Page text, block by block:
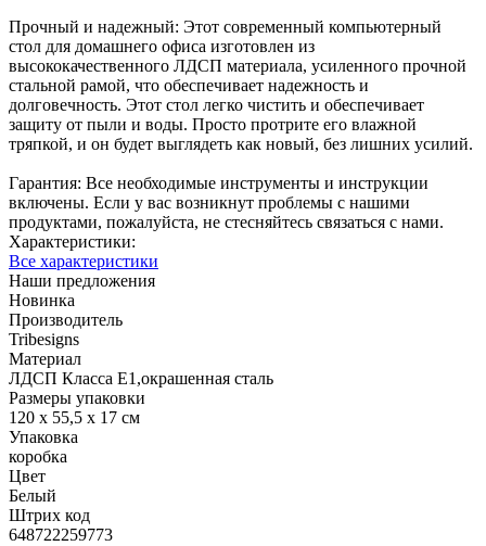
Прочный и надежный: Этот современный компьютерный
стол для домашнего офиса изготовлен из
высококачественного ЛДСП материала, усиленного прочной
стальной рамой, что обеспечивает надежность и
долговечность. Этот стол легко чистить и обеспечивает
защиту от пыли и воды. Просто протрите его влажной
тряпкой, и он будет выглядеть как новый, без лишних усилий.
Гарантия: Все необходимые инструменты и инструкции
включены. Если у вас возникнут проблемы с нашими
продуктами, пожалуйста, не стесняйтесь связаться с нами.
Характеристики:
Все характеристики
Наши предложения
Новинка
Производитель
Tribesigns
Материал
ЛДСП Класса E1,окрашенная сталь
Размеры упаковки
120 х 55,5 х 17 см
Упаковка
коробка
Цвет
Белый
Штрих код
648722259773